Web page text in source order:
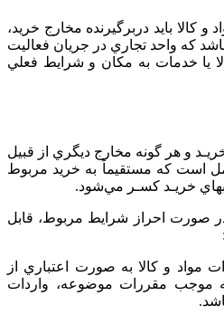
کالا بايد دربرگيرنده‌ مخارج‌ خريد،
كه‌ واحد تجاري‌ در جريان‌ فعاليت‌
يا خدمات‌ به‌ مكان‌ و شرايط‌ فعلي‌
و هر گونه‌ مخارج‌ ديگري‌ از قبيل‌
است‌ كه‌ مستقيماً به‌ خريد مربوط‌
خريـد كسـر مي‌شود.
صورت‌ احراز شرايط‌ مربوط‌، قابل‌
مواد و کالا به‌ صورت‌ اعتباري‌ از
موجب‌ مقررات‌ موضوعه‌، واردات‌